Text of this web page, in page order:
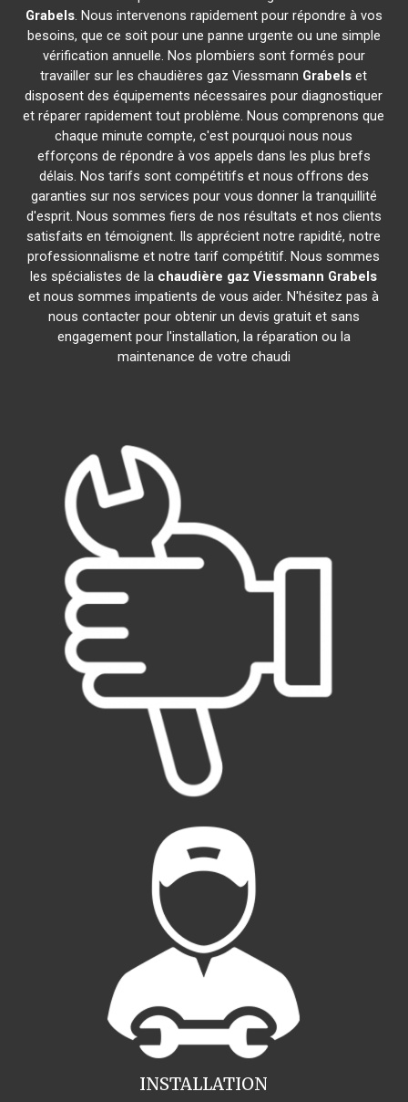
Grabels. Nous intervenons rapidement pour répondre à vos
besoins, que ce soit pour une panne urgente ou une simple
vérification annuelle. Nos plombiers sont formés pour
travailler sur les chaudières gaz Viessmann Grabels et
disposent des équipements nécessaires pour diagnostiquer
et réparer rapidement tout problème. Nous comprenons que
chaque minute compte, c'est pourquoi nous nous
efforçons de répondre à vos appels dans les plus brefs
délais. Nos tarifs sont compétitifs et nous offrons des
garanties sur nos services pour vous donner la tranquillité
d'esprit. Nous sommes fiers de nos résultats et nos clients
satisfaits en témoignent. Ils apprécient notre rapidité, notre
professionnalisme et notre tarif compétitif. Nous sommes
les spécialistes de la chaudière gaz Viessmann Grabels
et nous sommes impatients de vous aider. N'hésitez pas à
nous contacter pour obtenir un devis gratuit et sans
engagement pour l'installation, la réparation ou la
maintenance de votre chaudi
INSTALLATION